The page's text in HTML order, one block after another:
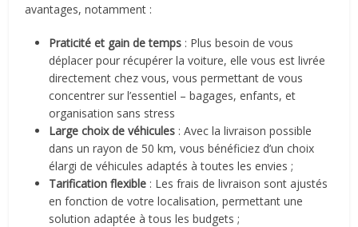
avantages, notamment :
Praticité et gain de temps : Plus besoin de vous
déplacer pour récupérer la voiture, elle vous est livrée
directement chez vous, vous permettant de vous
concentrer sur l’essentiel – bagages, enfants, et
organisation sans stress
Large choix de véhicules : Avec la livraison possible
dans un rayon de 50 km, vous bénéficiez d’un choix
élargi de véhicules adaptés à toutes les envies ;
Tarification flexible : Les frais de livraison sont ajustés
en fonction de votre localisation, permettant une
solution adaptée à tous les budgets ;